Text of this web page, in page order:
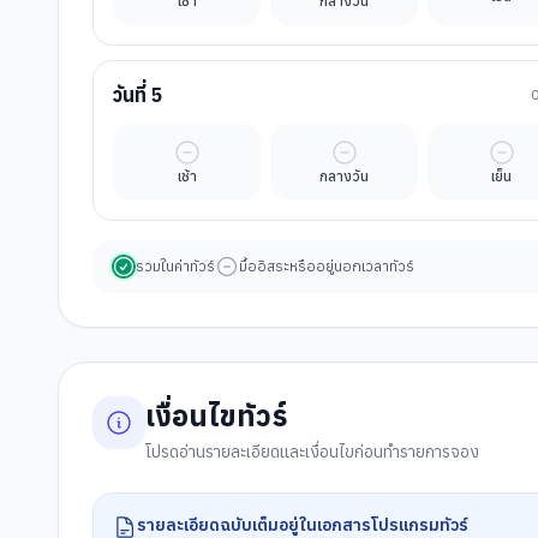
วันที่ 5 0
เช้า
มื้ออิสระ
กลางวัน
มื้ออิสระ
เย็น
มื้ออิส
รวมในค่าทัวร์ มื้ออิสระหรืออยู่นอกเวลาทัวร์
เงื่อนไขทัวร์
โปรดอ่านรายละเอียดและเงื่อนไขก่อนทำรายการจอง
รายละเอียดฉบับเต็มอยู่ในเอกสารโปรแกรมทัวร์